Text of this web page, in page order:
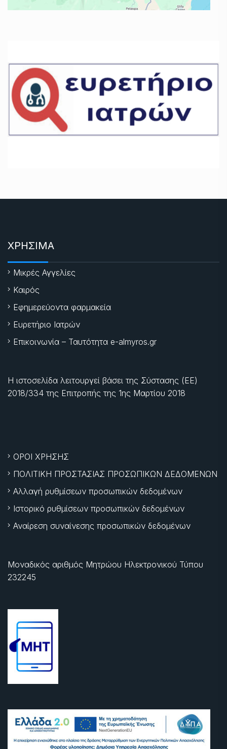
ΧΡΗΣΙΜΑ
Μικρές Αγγελίες
Καιρός
Εφημερεύοντα φαρμακεία
Ευρετήριο Ιατρών
Επικοινωνία – Ταυτότητα e-almyros.gr
Η ιστοσελίδα λειτουργεί βάσει της Σύστασης (ΕΕ)
2018/334 της Επιτροπής της 1ης Μαρτίου 2018
ΟΡΟΙ ΧΡΗΣΗΣ
ΠΟΛΙΤΙΚΗ ΠΡΟΣΤΑΣΙΑΣ ΠΡΟΣΩΠΙΚΩΝ ΔΕΔΟΜΕΝΩΝ
Αλλαγή ρυθμίσεων προσωπικών δεδομένων
Ιστορικό ρυθμίσεων προσωπικών δεδομένων
Αναίρεση συναίνεσης προσωπικών δεδομένων
Μοναδικός αριθμός Μητρώου Ηλεκτρονικού Τύπου
232245